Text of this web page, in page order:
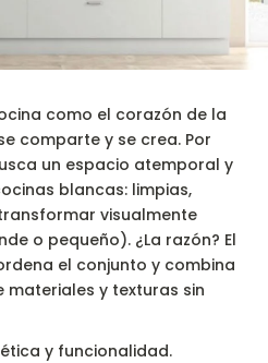
como el corazón de la
comparte y se crea. Por
un espacio atemporal y
blancas: limpias,
visualmente
o pequeño). ¿La razón? El
el conjunto y combina
y texturas sin
y funcionalidad.